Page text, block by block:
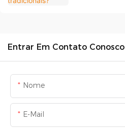
Entrar Em Contato Conosco
Nome
E-Mail